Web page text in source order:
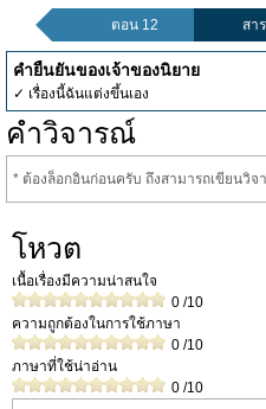
ตอน 12 สา
คำยืนยันของเจ้าของนิยาย
✓ เรื่องนี้ฉันแต่งขึ้นเอง
คำวิจารณ์
* ต้องล็อกอินก่อนครับ ถึงสามารถเขียนวิจ
โหวต
เนื้อเรื่องมีความน่าสนใจ
0 /10
ความถูกต้องในการใช้ภาษา
0 /10
ภาษาที่ใช้น่าอ่าน
0 /10